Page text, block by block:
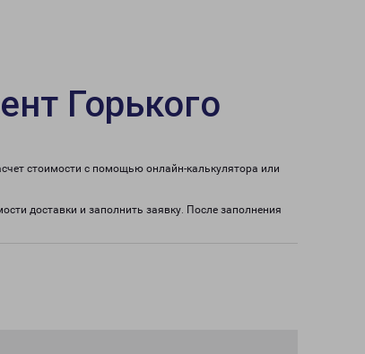
Горького
стоимости с помощью онлайн-калькулятора или
доставки и заполнить заявку. После заполнения